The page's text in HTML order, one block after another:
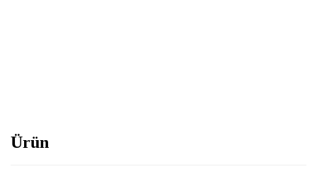
Ürün